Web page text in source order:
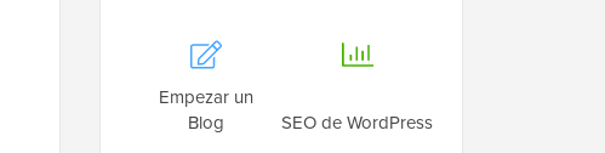
Empezar un
Blog
SEO de WordPress